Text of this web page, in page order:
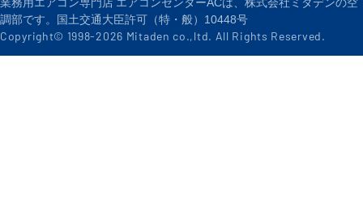
調部です。国土交通大臣許可（特・般）10448号
Copyright© 1998-2026 Mitaden co.,ltd. All Rights Reserved.